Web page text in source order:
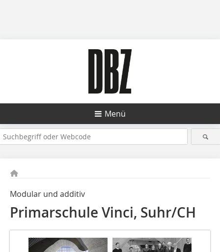
Menü
Modular und additiv
Primarschule Vinci, Suhr/CH